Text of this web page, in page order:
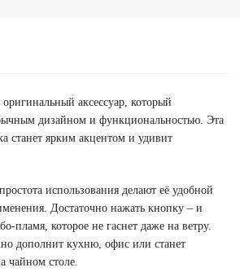
аксессуар, который
дизайном и функциональностью. Эта
станет ярким акцентом и удивит
использования делают её удобной
Достаточно нажать кнопку – и
пламя, которое не гаснет даже на ветру.
дополнит кухню, офис или станет
чайном столе.